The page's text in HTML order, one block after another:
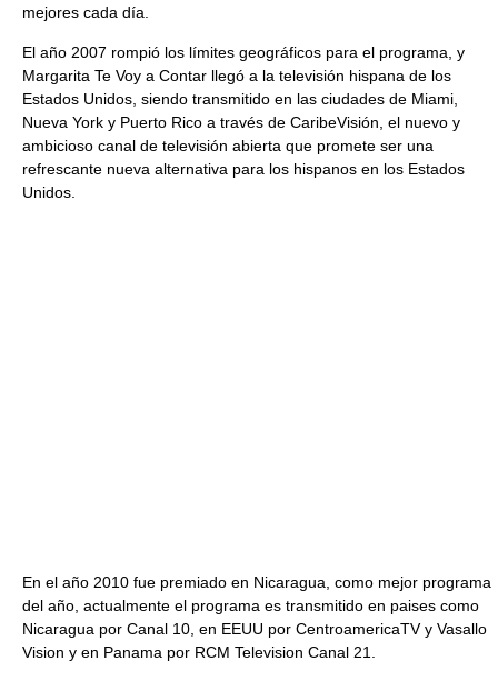
mejores cada día.
El año 2007 rompió los límites geográficos para el programa, y
Margarita Te Voy a Contar llegó a la televisión hispana de los
Estados Unidos, siendo transmitido en las ciudades de Miami,
Nueva York y Puerto Rico a través de CaribeVisión, el nuevo y
ambicioso canal de televisión abierta que promete ser una
refrescante nueva alternativa para los hispanos en los Estados
Unidos.
En el año 2010 fue premiado en Nicaragua, como mejor programa
del año, actualmente el programa es transmitido en paises como
Nicaragua por Canal 10, en EEUU por CentroamericaTV y Vasallo
Vision y en Panama por RCM Television Canal 21.